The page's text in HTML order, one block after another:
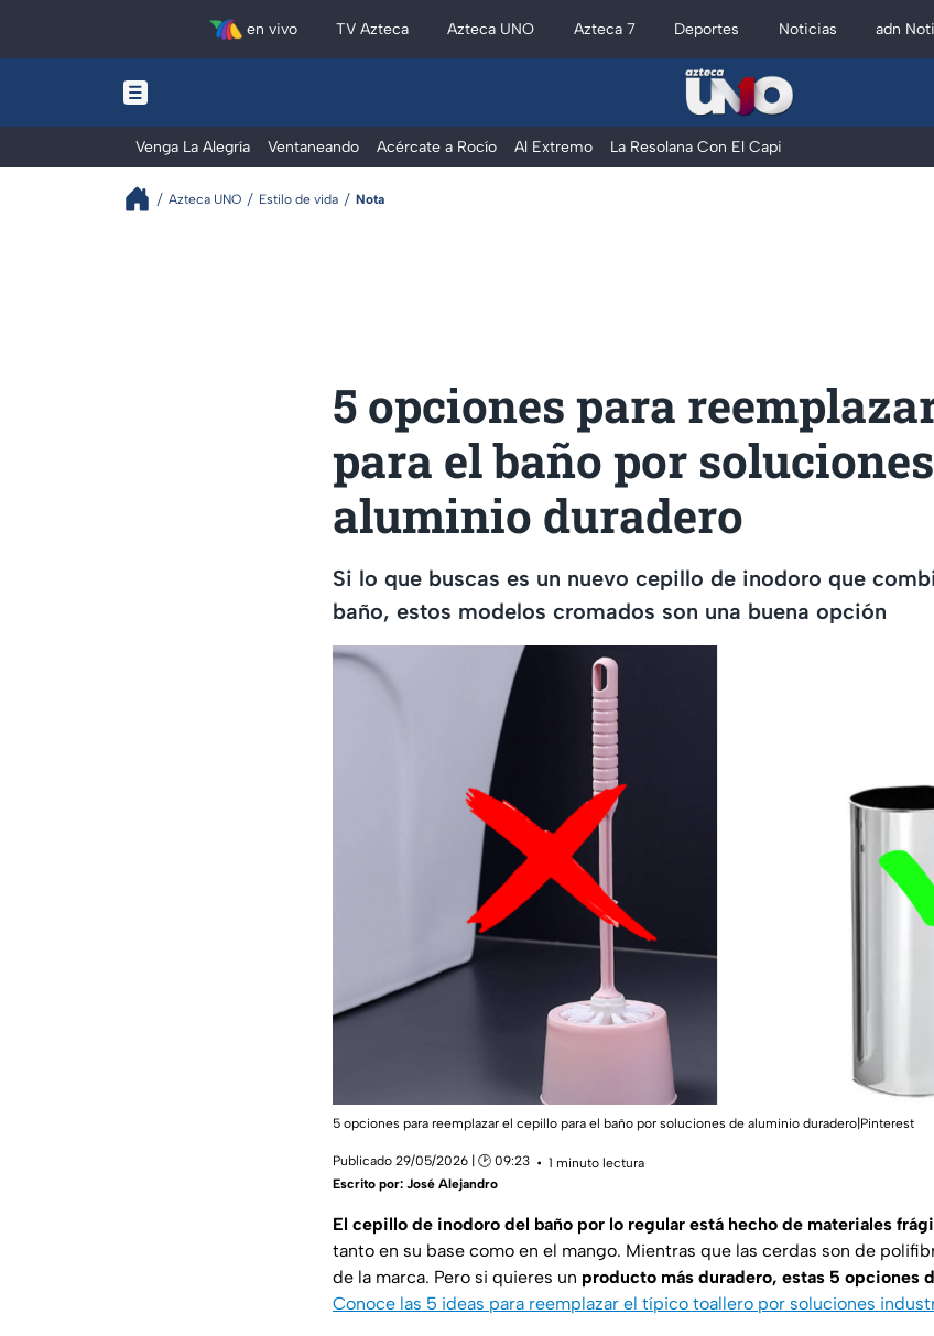
en vivo TV Azteca Azteca UNO Azteca 7 Deportes Noticias adn
Venga La Alegría Ventaneando Acércate a Rocío Al Extremo La Resolana Con El Capi
Azteca UNO Estilo de vida Nota
5 opciones para
para el baño por
aluminio duradero
Si lo que buscas es un nuevo cepillo de inodoro que
baño, estos modelos cromados son una buena opción
5 opciones para reemplazar el cepillo para el baño por soluciones de aluminio duradero|Pinterest
Publicado 29/05/2026 | 🕑 09:23
1 minuto lectura
Escrito por: José Alejandro
El cepillo de inodoro del baño por lo regular está hecho de materiales
tanto en su base como en el mango. Mientras que las cerdas son de
de la marca. Pero si quieres un producto más duradero, estas 5 opciones
Conoce las 5 ideas para reemplazar el típico toallero por soluciones